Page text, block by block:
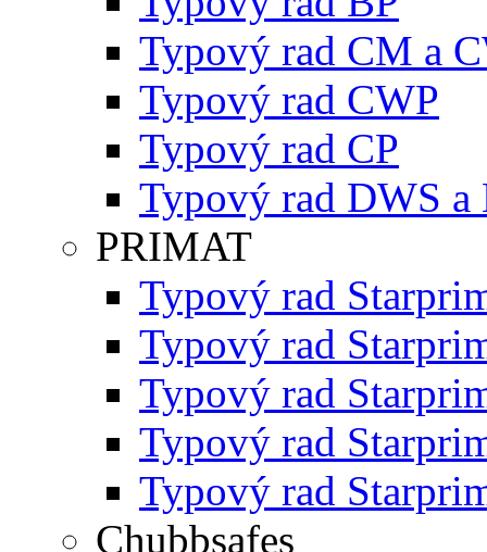
Typový rad CM a
Typový rad CWP
Typový rad CP
Typový rad DWS a
PRIMAT
Typový rad
Typový rad
Typový rad
Typový rad
Typový rad
Chubbsafes